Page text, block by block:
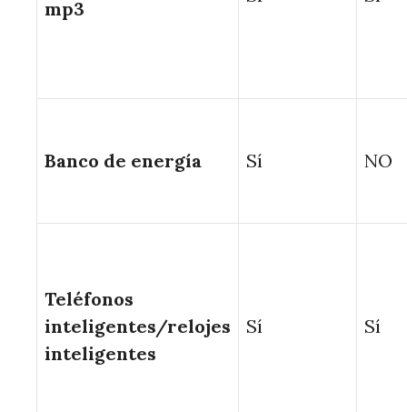
mp3
Banco de energía Sí NO
Teléfonos
inteligentes/relojes
inteligentes
Sí Sí